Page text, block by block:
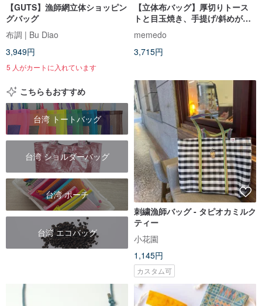
【GUTS】漁師網立体ショッピン
グバッグ
布調 | Bu Diao
3,949円
5 人がカートに入れています
【立体布バッグ】厚切りトース
トと目玉焼き、手提げ/斜めがけ
キャンバストート
memedo
3,715円
こちらもおすすめ
台湾 トートバッグ
台湾 ショルダーバッグ
台湾 ポーチ
台湾 エコバッグ
刺繍漁師バッグ - タピオカミルク
ティー
小花園
1,145円
カスタム可